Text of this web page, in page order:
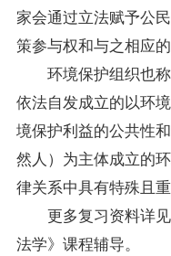
家会通过立法赋予公
策参与权和与之相应
环境保护组织也称
依法自发成立的以环
境保护利益的公共性
然人）为主体成立的
律关系中具有特殊且重
更多复习资料详
法学》课程辅导。